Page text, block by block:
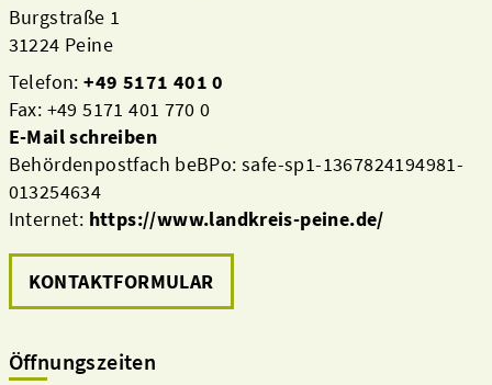
Burgstraße 1
31224 Peine
Telefon:+49 5171 401 0
Fax: +49 5171 401 770 0
E-Mail schreiben
Behördenpostfach beBPo: safe-sp1-1367824194981-
013254634
Internet: https://www.landkreis-peine.de/
KONTAKTFORMULAR
Öffnungszeiten